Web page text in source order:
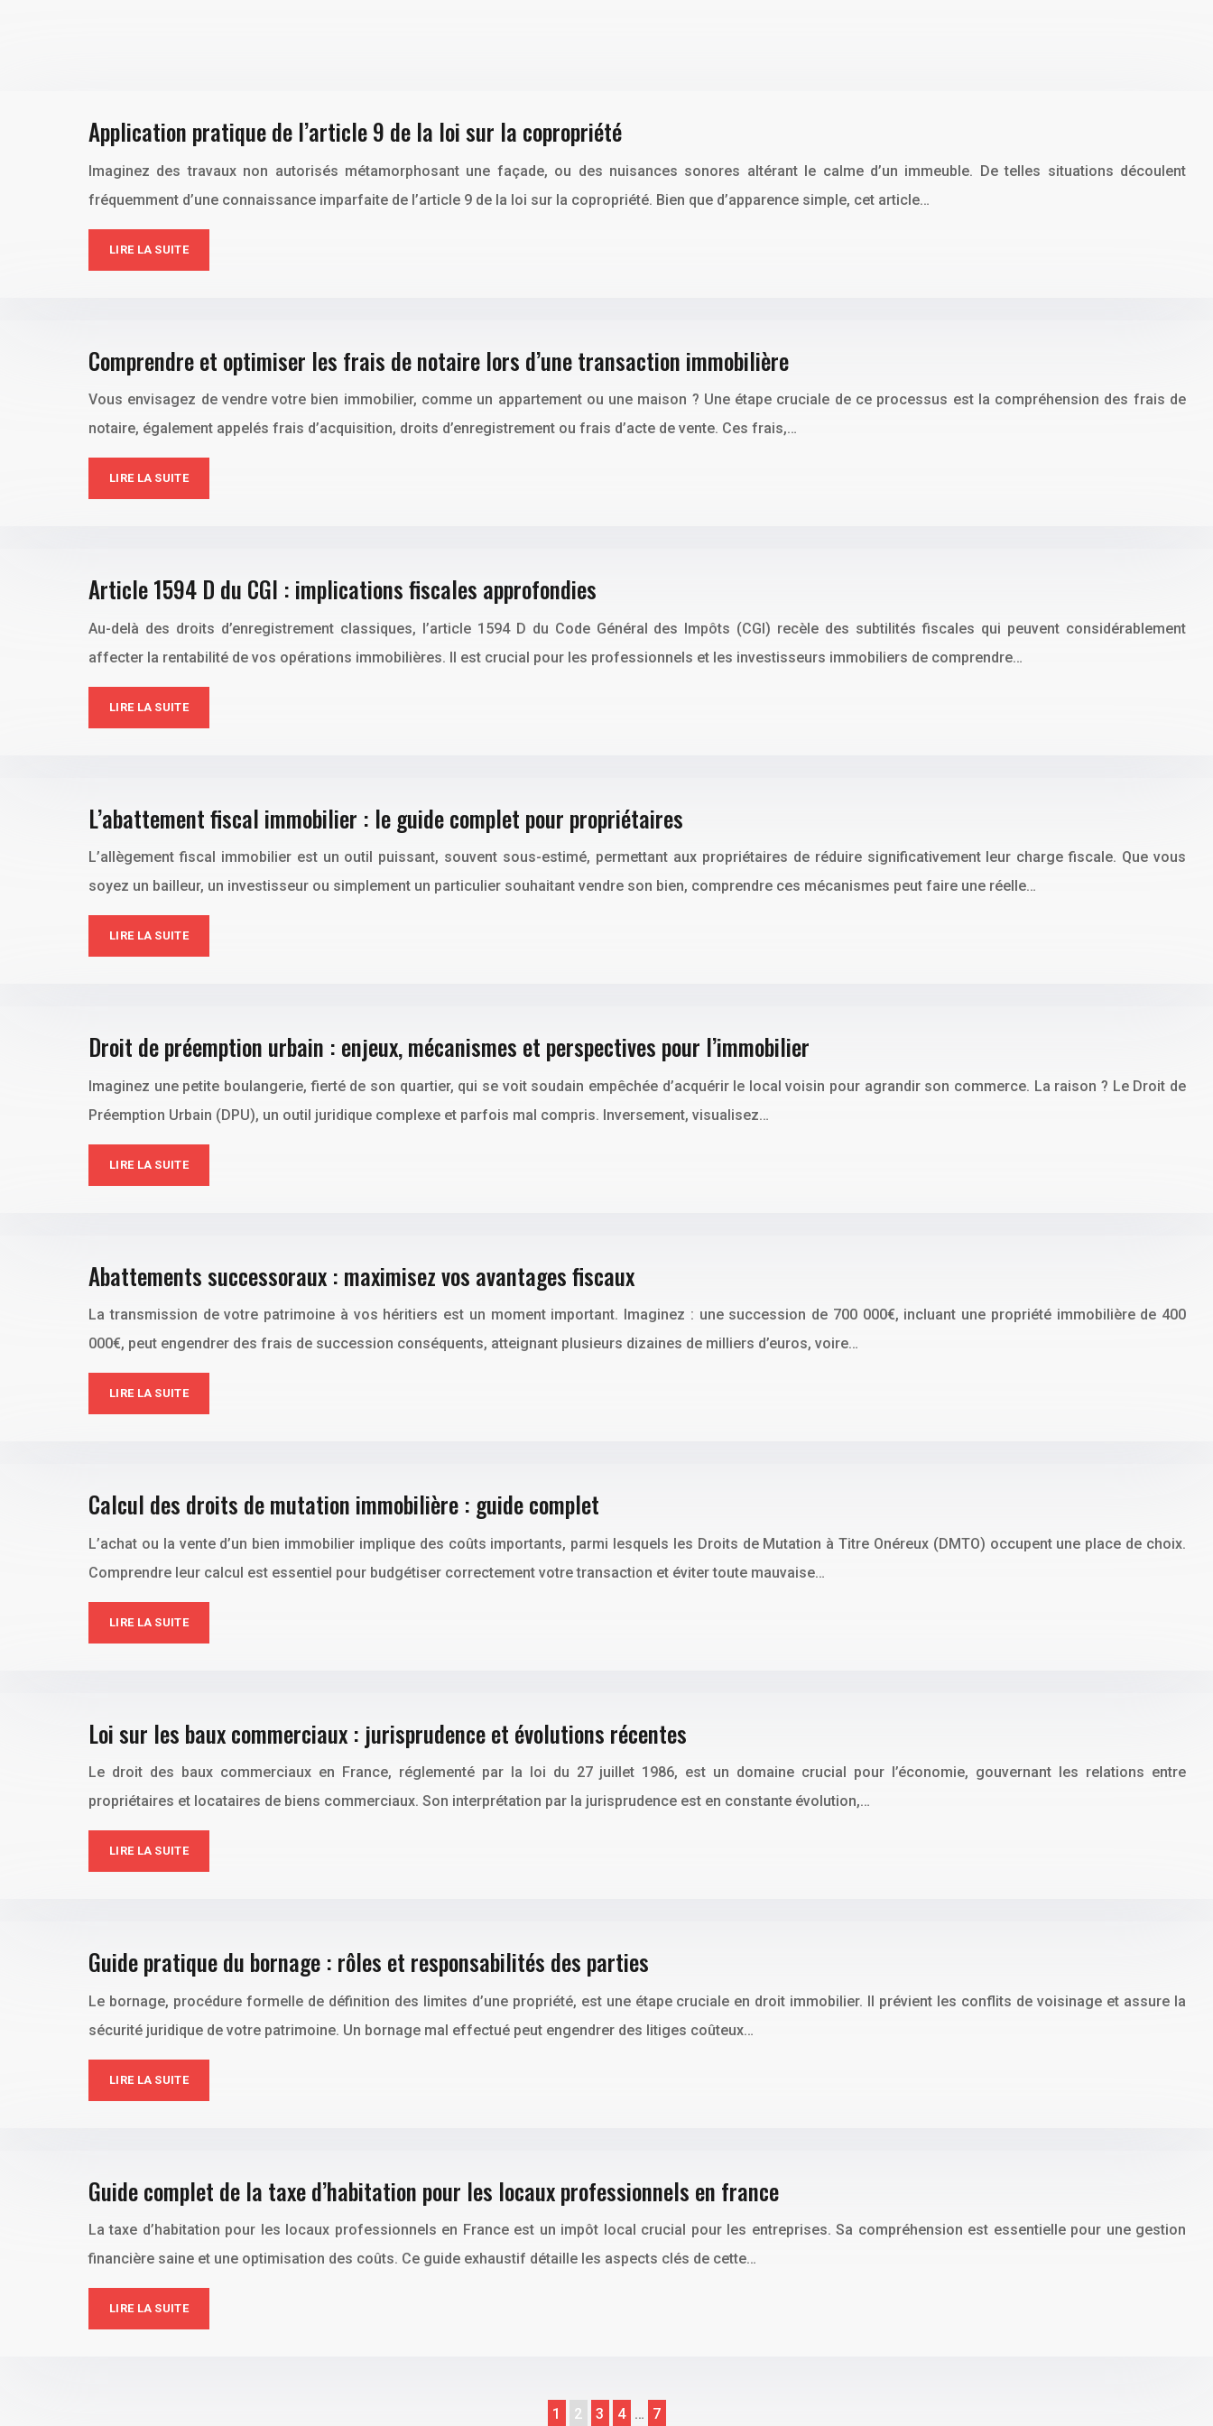
Application pratique de l’article 9 de la loi sur la copropriété
Imaginez des travaux non autorisés métamorphosant une façade, ou des nuisances sonores altérant le calme d’un immeuble. De telles situations découlent
fréquemment d’une connaissance imparfaite de l’article 9 de la loi sur la copropriété. Bien que d’apparence simple, cet article…
LIRE LA SUITE
Comprendre et optimiser les frais de notaire lors d’une transaction immobilière
Vous envisagez de vendre votre bien immobilier, comme un appartement ou une maison ? Une étape cruciale de ce processus est la compréhension des frais de
notaire, également appelés frais d’acquisition, droits d’enregistrement ou frais d’acte de vente. Ces frais,…
LIRE LA SUITE
Article 1594 D du CGI : implications fiscales approfondies
Au-delà des droits d’enregistrement classiques, l’article 1594 D du Code Général des Impôts (CGI) recèle des subtilités fiscales qui peuvent considérablement
affecter la rentabilité de vos opérations immobilières. Il est crucial pour les professionnels et les investisseurs immobiliers de comprendre…
LIRE LA SUITE
L’abattement fiscal immobilier : le guide complet pour propriétaires
L’allègement fiscal immobilier est un outil puissant, souvent sous-estimé, permettant aux propriétaires de réduire significativement leur charge fiscale. Que vous
soyez un bailleur, un investisseur ou simplement un particulier souhaitant vendre son bien, comprendre ces mécanismes peut faire une réelle…
LIRE LA SUITE
Droit de préemption urbain : enjeux, mécanismes et perspectives pour l’immobilier
Imaginez une petite boulangerie, fierté de son quartier, qui se voit soudain empêchée d’acquérir le local voisin pour agrandir son commerce. La raison ? Le Droit de
Préemption Urbain (DPU), un outil juridique complexe et parfois mal compris. Inversement, visualisez…
LIRE LA SUITE
Abattements successoraux : maximisez vos avantages fiscaux
La transmission de votre patrimoine à vos héritiers est un moment important. Imaginez : une succession de 700 000€, incluant une propriété immobilière de 400
000€, peut engendrer des frais de succession conséquents, atteignant plusieurs dizaines de milliers d’euros, voire…
LIRE LA SUITE
Calcul des droits de mutation immobilière : guide complet
L’achat ou la vente d’un bien immobilier implique des coûts importants, parmi lesquels les Droits de Mutation à Titre Onéreux (DMTO) occupent une place de choix.
Comprendre leur calcul est essentiel pour budgétiser correctement votre transaction et éviter toute mauvaise…
LIRE LA SUITE
Loi sur les baux commerciaux : jurisprudence et évolutions récentes
Le droit des baux commerciaux en France, réglementé par la loi du 27 juillet 1986, est un domaine crucial pour l’économie, gouvernant les relations entre
propriétaires et locataires de biens commerciaux. Son interprétation par la jurisprudence est en constante évolution,…
LIRE LA SUITE
Guide pratique du bornage : rôles et responsabilités des parties
Le bornage, procédure formelle de définition des limites d’une propriété, est une étape cruciale en droit immobilier. Il prévient les conflits de voisinage et assure la
sécurité juridique de votre patrimoine. Un bornage mal effectué peut engendrer des litiges coûteux…
LIRE LA SUITE
Guide complet de la taxe d’habitation pour les locaux professionnels en france
La taxe d’habitation pour les locaux professionnels en France est un impôt local crucial pour les entreprises. Sa compréhension est essentielle pour une gestion
financière saine et une optimisation des coûts. Ce guide exhaustif détaille les aspects clés de cette…
LIRE LA SUITE
1 2 3 4 … 7